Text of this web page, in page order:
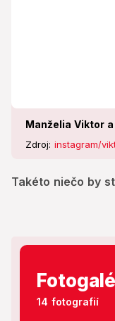
Manželia Viktor
Zdroj: instagram/
Takéto niečo by
14 fotografií